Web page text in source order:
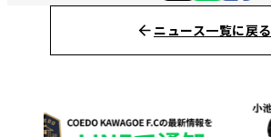
ニュース一覧に戻る